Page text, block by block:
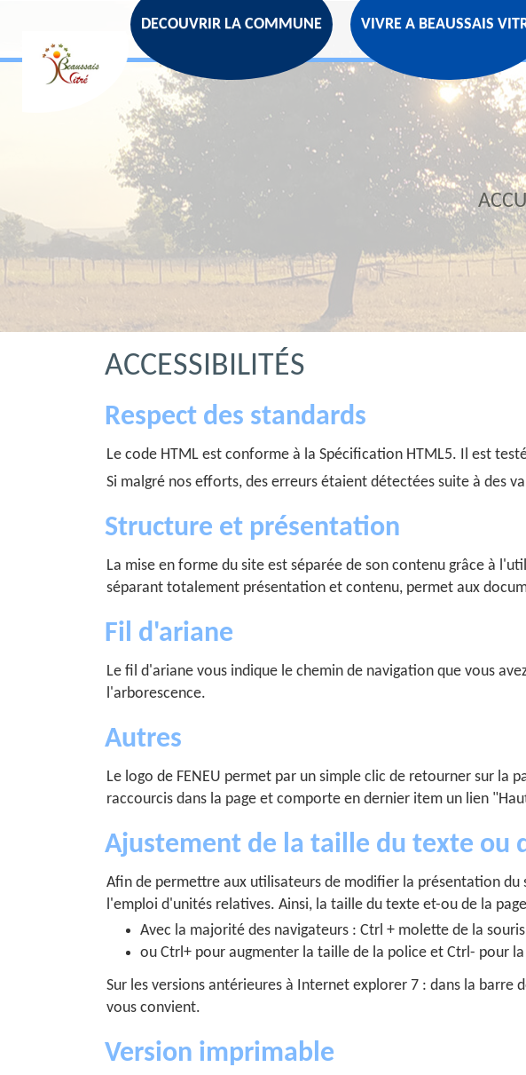
DECOUVRIR LA COMMUNE VIVRE A BEAUSSAIS
ACCESSIBILITÉS
Respect des standards
Le code HTML est conforme à la Spécification HTML5. Il est
Si malgré nos efforts, des erreurs étaient détectées suite à des
Structure et présentation
La mise en forme du site est séparée de son contenu grâce à
séparant totalement présentation et contenu, permet aux
Fil d'ariane
Le fil d'ariane vous indique le chemin de navigation que vous
l'arborescence.
Autres
Le logo de FENEU permet par un simple clic de retourner sur
raccourcis dans la page et comporte en dernier item un lien
Ajustement de la taille du texte ou
Afin de permettre aux utilisateurs de modifier la présentation
l'emploi d'unités relatives. Ainsi, la taille du texte et-ou de la
Avec la majorité des navigateurs : Ctrl + molette de la souris
ou Ctrl+ pour augmenter la taille de la police et Ctrl- pour
Sur les versions antérieures à Internet explorer 7 : dans la
vous convient.
Version imprimable